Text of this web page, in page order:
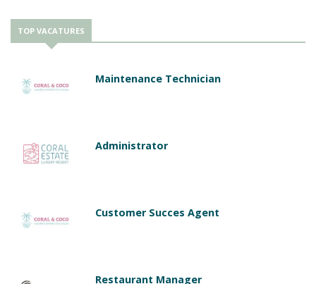
TOP VACATURES
Maintenance Technician
Administrator
Customer Succes Agent
Restaurant Manager